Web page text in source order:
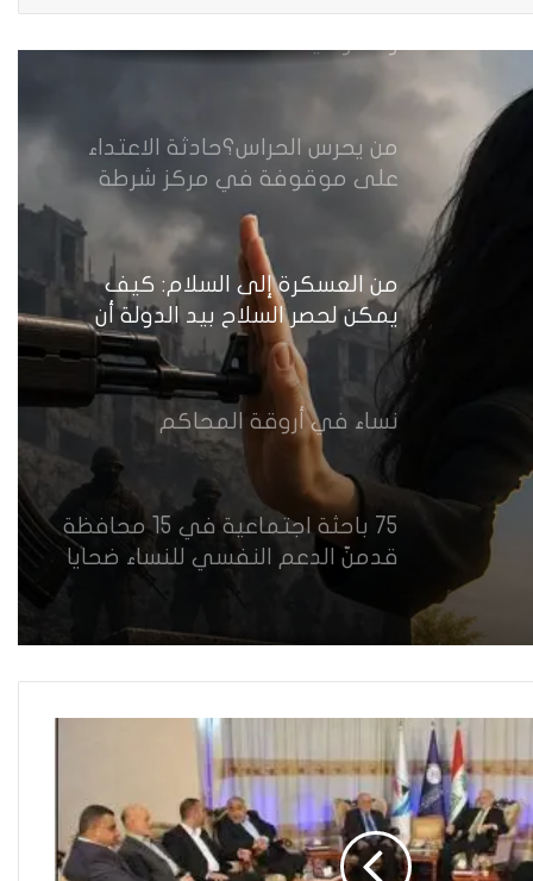
مقاهي النساء في العراق استراحة
من يحرس الحراس؟حادثة الاعتداء
على موقوفة في مركز شرطة
النهضة تضع وزارة الداخلية العراقية
أمام اختبار حماية النساء واستعادة
الثقة
من العسكرة إلى السلام: كيف
يمكن لحصر السلاح بيد الدولة أن
يعزز تنفيذ القرار 1325 في العراق؟
نساء في أروقة المحاكم
75 باحثة اجتماعية في 15 محافظة
قدمنّ الدعم النفسي للنساء ضحايا
العنف في العراق
العراقية تكسر القيد نحو فضاء
الحرية